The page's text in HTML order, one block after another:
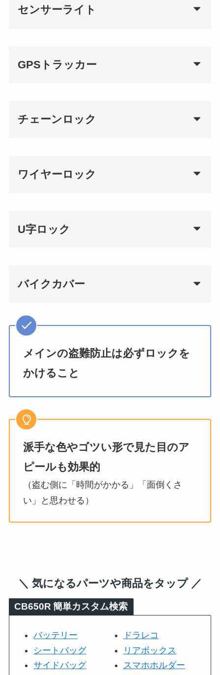
センサーライト
GPSトラッカー
チェーンロック
ワイヤーロック
U字ロック
バイクカバー
メインの盗難防止は必ずロックを
かけること
派手な色やゴツい形で見た目のア
ピールも効果的
（盗む側に「時間がかかる」「面倒くさ
い」と思わせる）
＼ 気になるパーツや商品をタップ ／
CB650R 簡単カスタム検索
バッテリー
シートバッグ
サイドバッグ
ドラレコ
リアボックス
スマホホルダー